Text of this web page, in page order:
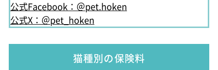
公式Facebook：＠pet.hoken
公式X：＠pet_hoken
猫種別の保険料